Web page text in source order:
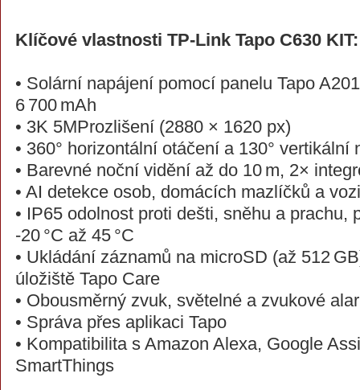
Klíčové vlastnosti TP-Link Tapo C630 KIT:
• Solární napájení pomocí panelu Tapo
6 700 mAh
• 3K 5MProzlišení (2880 × 1620 px)
• 360° horizontální otáčení a 130° vertikální
• Barevné noční vidění až do 10 m, 2×
• AI detekce osob, domácích mazlíčků a
• IP65 odolnost proti dešti, sněhu a prachu,
-20 °C až 45 °C
• Ukládání záznamů na microSD (až 512
úložiště Tapo Care
• Obousměrný zvuk, světelné a zvukové
• Správa přes aplikaci Tapo
• Kompatibilita s Amazon Alexa, Google
SmartThings